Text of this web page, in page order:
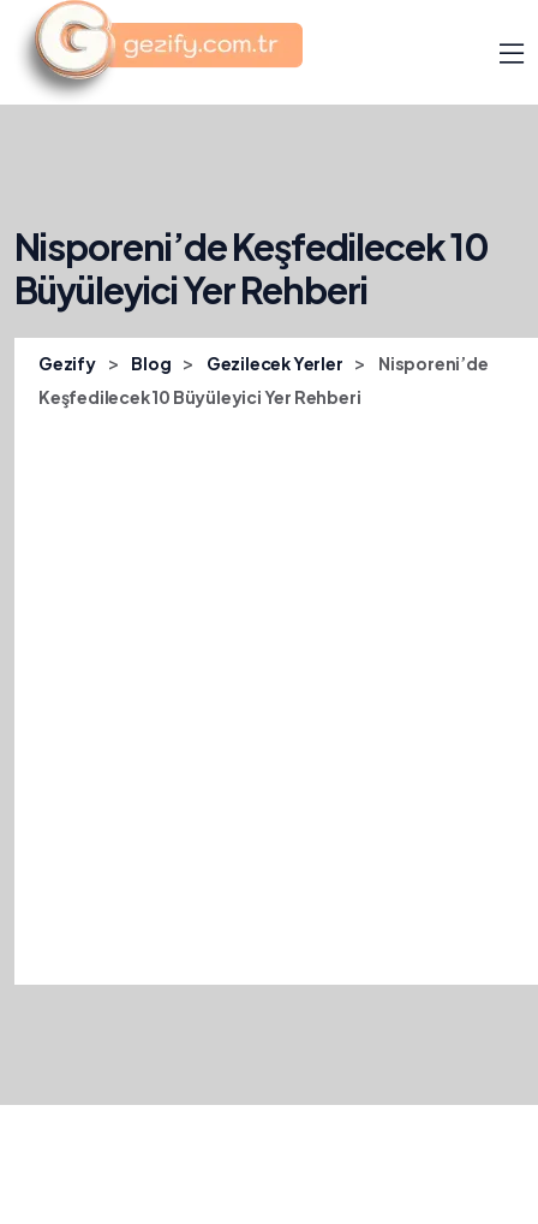
Nisporeni’de Keşfedilecek 10
Büyüleyici Yer Rehberi
Gezify > Blog > Gezilecek Yerler >
Nisporeni’de
Keşfedilecek 10 Büyüleyici Yer Rehberi